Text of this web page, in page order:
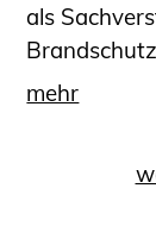
als
mehr